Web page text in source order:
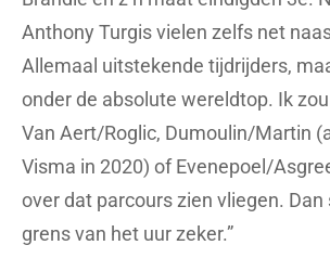
Anthony Turgis vielen zelfs net
Allemaal uitstekende tijdrijders,
onder de absolute wereldtop. Ik
Van Aert/Roglic, Dumoulin/Martin
Visma in 2020) of Evenepoel/
over dat parcours zien vliegen. Dan
grens van het uur zeker.”